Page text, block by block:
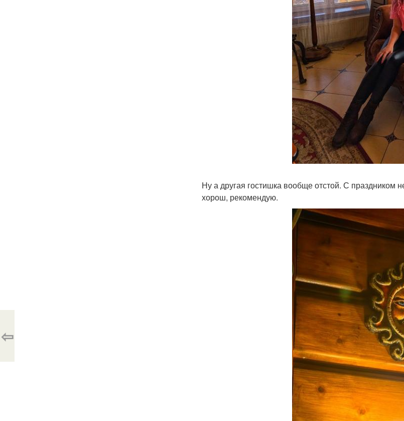
Ну а другая гостишка вообще отстой. С праздником
хорош, рекомендую.
⇦